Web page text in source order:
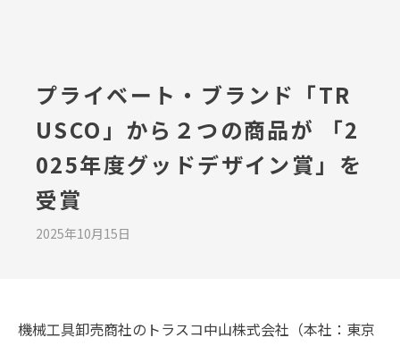
TOP
会社案内
事業内容
プレスルーム
プライベート・ブランド「TR
USCO」から２つの商品が 「2
025年度グッドデザイン賞」を
受賞
2025年10月15日
機械工具卸売商社のトラスコ中山株式会社（本社：東京